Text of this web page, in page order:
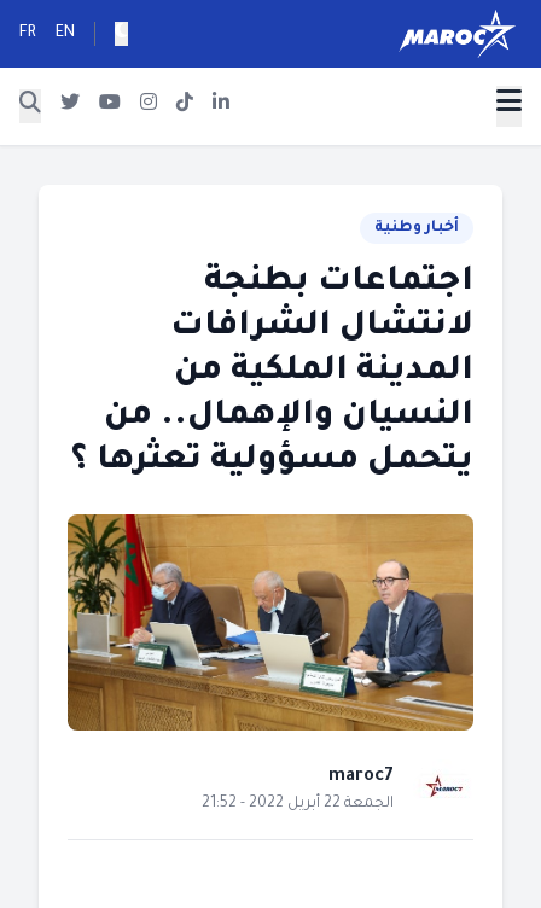
EN
FR
أخبار وطنية
اجتماعات بطنجة
لانتشال الشرافات
المدينة الملكية من
النسيان والإهمال.. من
يتحمل مسؤولية تعثرها ؟
maroc7
الجمعة 22 أبريل 2022 - 21:52